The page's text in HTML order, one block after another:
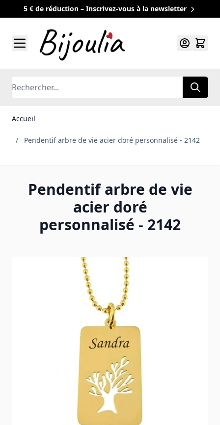
5 € de réduction – Inscrivez-vous à la newsletter
Rechercher
Accueil
/ Pendentif arbre de vie acier doré personnalisé - 2142
Pendentif arbre de vie
acier doré
personnalisé - 2142